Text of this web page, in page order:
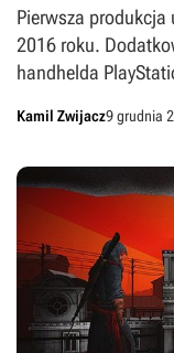
Pierwsza
2016 roku.
handhelda
Kamil Zwijacz9 grudnia